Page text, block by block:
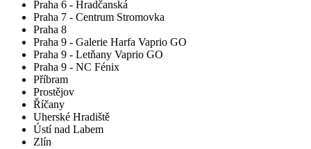
Praha 6 - Hradčanská
Praha 7 - Centrum Stromovka
Praha 8
Praha 9 - Galerie Harfa Vaprio GO
Praha 9 - Letňany Vaprio GO
Praha 9 - NC Fénix
Příbram
Prostějov
Říčany
Uherské Hradiště
Ústí nad Labem
Zlín